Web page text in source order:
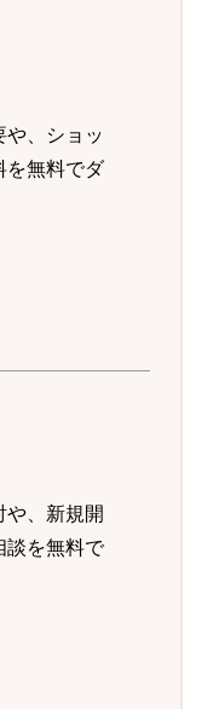
や、ショッ
を無料でダ
や、新規開
談を無料で